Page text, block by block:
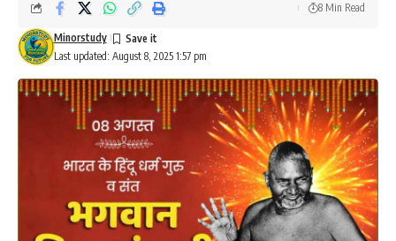
Last updated: August 8, 2025 1:57 pm
Minorstudy
8 Min Read